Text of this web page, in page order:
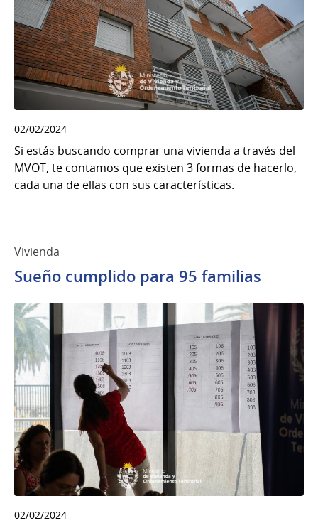
02/02/2024
Si estás buscando comprar una vivienda a través del
MVOT, te contamos que existen 3 formas de hacerlo,
cada una de ellas con sus características.
Vivienda
Sueño cumplido para 95 familias
02/02/2024